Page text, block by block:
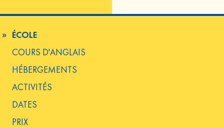
ÉCOLE
COURS D'ANGLAIS
HÉBERGEMENTS
ACTIVITÉS
DATES
PRIX